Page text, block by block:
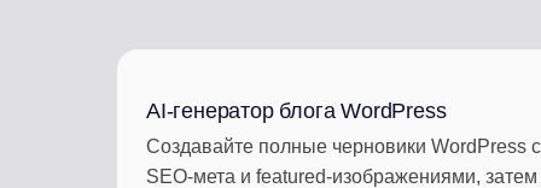
AI-генератор блога WordPress
Создавайте полные черновики WordPress с
SEO-мета и featured-изображениями, затем